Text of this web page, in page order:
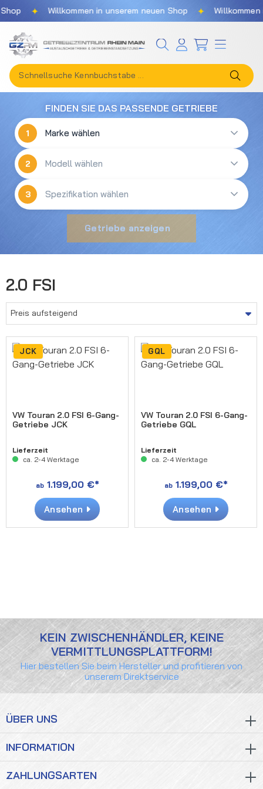
Zum Hauptinhalt springen
✦ Willkommen in unserem neuen Shop ✦ Willkommen
FINDEN SIE DAS PASSENDE GETRIEBE
1
2
3
Getriebe anzeigen
2.0 FSI
JCK
VW Touran 2.0 FSI 6-Gang-
Getriebe JCK
Lieferzeit
ca. 2-4 Werktage
ab1.199,00 €*
Ansehen
GQL
VW Touran 2.0 FSI 6-Gang-
Getriebe GQL
Lieferzeit
ca. 2-4 Werktage
ab1.199,00 €*
Ansehen
KEIN ZWISCHENHÄNDLER, KEINE
VERMITTLUNGSPLATTFORM!
Hier bestellen Sie beim Hersteller und profitieren von
unserem Direktservice
ÜBER UNS
INFORMATION
ZAHLUNGSARTEN